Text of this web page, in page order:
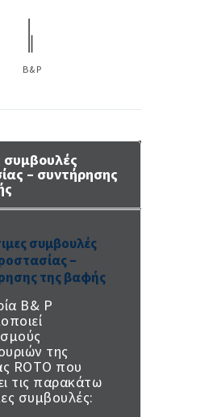
B&P
συμβουλές
– συντήρησης
συμβουλές
–
της βαφής
B& P
της
ROTO που
τις παρακάτω
συμβουλές: